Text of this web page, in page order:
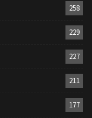
258
229
227
211
177